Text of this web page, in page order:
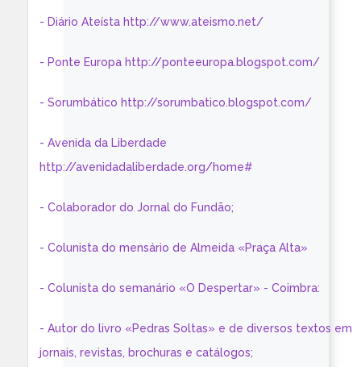
- Diário Ateísta http://www.ateismo.net/
- Ponte Europa http://ponteeuropa.blogspot.com/
- Sorumbático http://sorumbatico.blogspot.com/
- Avenida da Liberdade
http://avenidadaliberdade.org/home#
- Colaborador do Jornal do Fundão;
- Colunista do mensário de Almeida «Praça Alta»
- Colunista do semanário «O Despertar» - Coimbra:
- Autor do livro «Pedras Soltas» e de diversos textos em
jornais, revistas, brochuras e catálogos;